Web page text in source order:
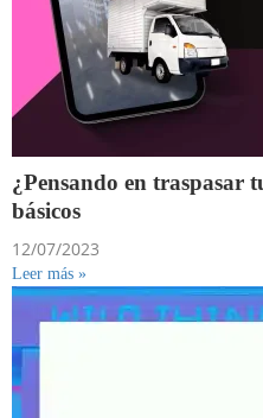
¿Pensando en traspasar
básicos
12/07/2023
Leer más »